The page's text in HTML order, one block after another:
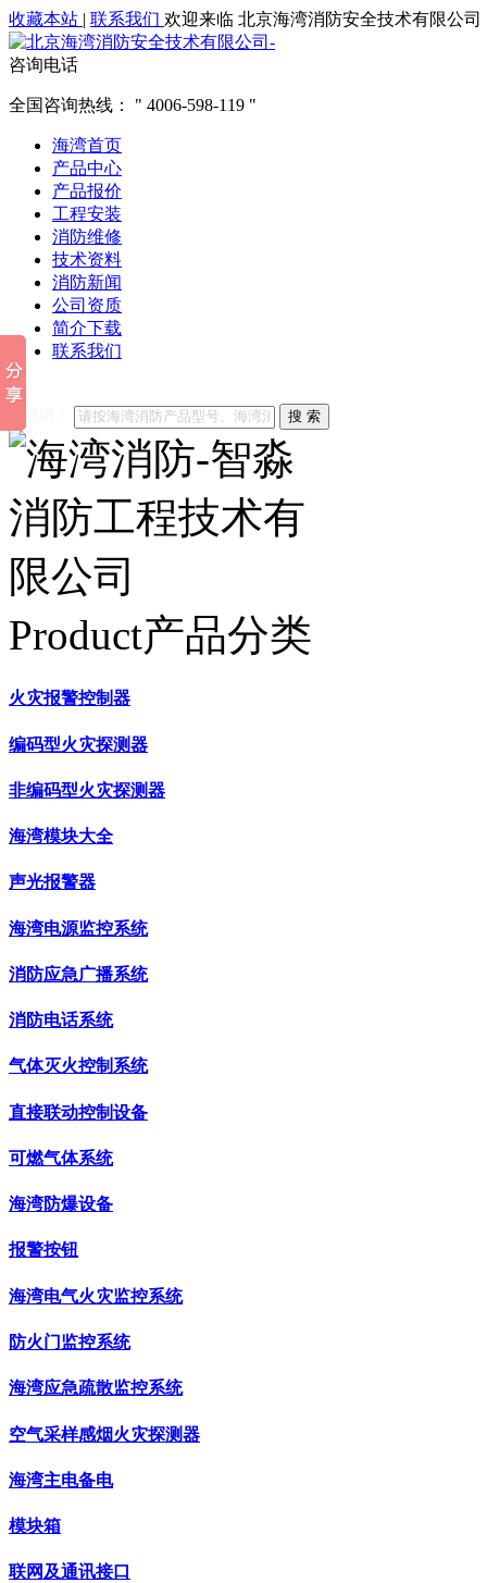
收藏本站 | 联系我们 欢迎来临 北京海湾消防安全技术有限公司
咨询电话
全国咨询热线： 4006-598-119
海湾首页
产品中心
产品报价
工程安装
消防维修
技术资料
消防新闻
公司资质
简介下载
联系我们
他们都在搜索:
搜 索
Product产品分类
火灾报警控制器
编码型火灾探测器
非编码型火灾探测器
海湾模块大全
声光报警器
海湾电源监控系统
消防应急广播系统
消防电话系统
气体灭火控制系统
直接联动控制设备
可燃气体系统
海湾防爆设备
报警按钮
海湾电气火灾监控系统
防火门监控系统
海湾应急疏散监控系统
空气采样感烟火灾探测器
海湾主电备电
模块箱
联网及通讯接口